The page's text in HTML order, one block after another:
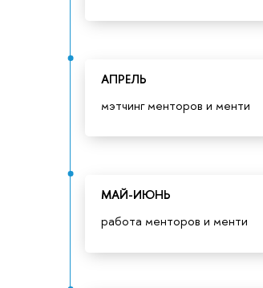
АПРЕЛЬ
мэтчинг менторов и менти
МАЙ-ИЮНЬ
работа менторов и менти